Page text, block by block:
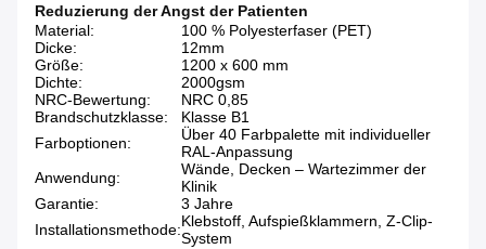
Reduzierung der Angst der Patienten
Material:
100 % Polyesterfaser (PET)
Dicke:
12mm
Größe:
1200 x 600 mm
Dichte:
2000gsm
NRC-Bewertung:
NRC 0,85
Brandschutzklasse:
Klasse B1
Farboptionen:
Über 40 Farbpalette mit individueller
RAL-Anpassung
Anwendung:
Wände, Decken – Wartezimmer der
Klinik
Garantie:
3 Jahre
Installationsmethode:Klebstoff, Aufspießklammern, Z-Clip-
System